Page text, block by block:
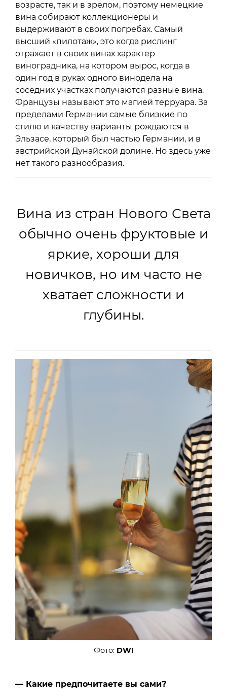
возрасте, так и в зрелом, поэтому немецкие
вина собирают коллекционеры и
выдерживают в своих погребах. Самый
высший «пилотаж», это когда рислинг
отражает в своих винах характер
виноградника, на котором вырос, когда в
один год в руках одного винодела на
соседних участках получаются разные вина.
Французы называют это магией терруара. За
пределами Германии самые близкие по
стилю и качеству варианты рождаются в
Эльзасе, который был частью Германии, и в
австрийской Дунайской долине. Но здесь уже
нет такого разнообразия.
Вина из стран Нового Света
обычно очень фруктовые и
яркие, хороши для
новичков, но им часто не
хватает сложности и
глубины.
Фото: DWI
— Какие предпочитаете вы сами?